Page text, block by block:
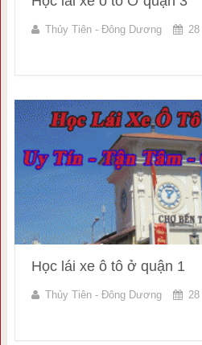
Thủy Tiên - Đông Dương 28
Học lái xe ô tô ở quận 1
Thủy Tiên - Đông Dương 28